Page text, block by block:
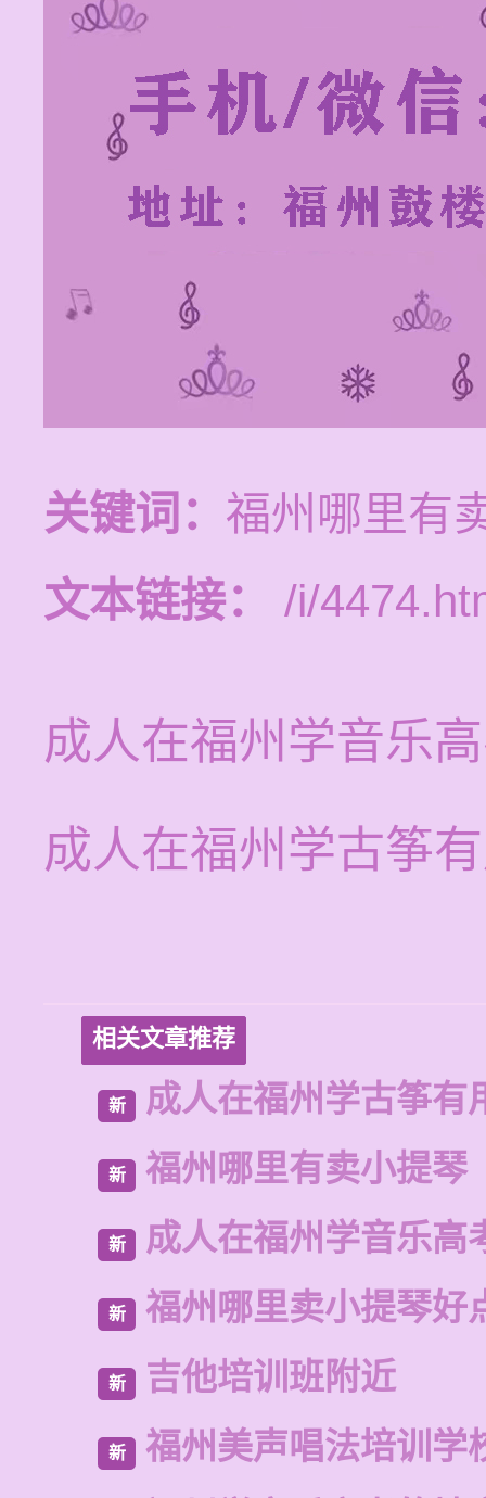
关键词： 福州哪里有
文本链接：
/i/
成人在福州学音乐
成人在福州学古筝
相关文章推荐
新 成人在福州学古筝有
新 福州哪里有卖小提琴
新 成人在福州学音乐高
新 福州哪里卖小提琴好
新 吉他培训班附近
新
福州美声唱法培训学